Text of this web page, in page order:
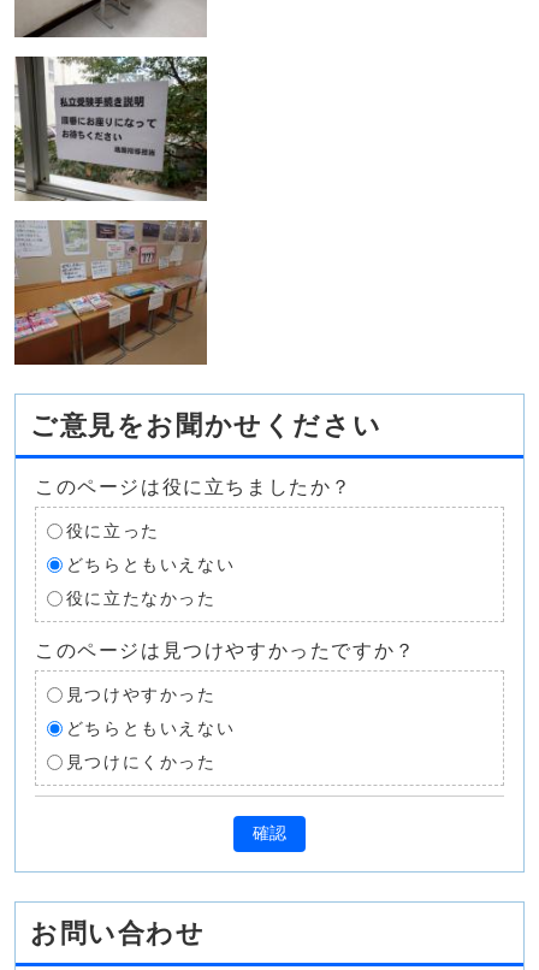
ご意見をお聞かせください
このページは役に立ちましたか？
役に立った
どちらともいえない
役に立たなかった
このページは見つけやすかったですか？
見つけやすかった
どちらともいえない
見つけにくかった
確認
お問い合わせ